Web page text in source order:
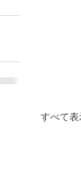
すべて表